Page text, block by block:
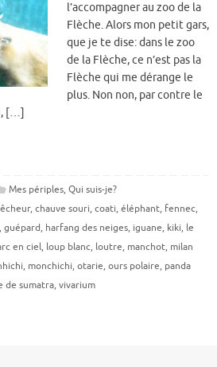
l’accompagner au zoo de la
Flèche. Alors mon petit gars,
que je te dise: dans le zoo
de la Flèche, ce n’est pas la
Flèche qui me dérange le
plus. Non non, par contre le
[…]
Mes périples, Qui suis-je?
, chauve souri, coati, éléphant, fennec,
, guépard, harfang des neiges, iguane, kiki, le
en ciel, loup blanc, loutre, manchot, milan
, monchichi, otarie, ours polaire, panda
de sumatra, vivarium